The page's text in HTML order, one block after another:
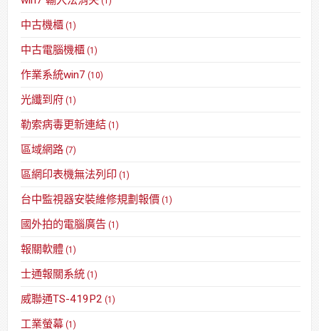
中古機櫃 (1)
中古電腦機櫃 (1)
作業系統win7 (10)
光纖到府 (1)
勒索病毒更新連結 (1)
區域網路 (7)
區網印表機無法列印 (1)
台中監視器安裝維修規劃報價 (1)
國外拍的電腦廣告 (1)
報關軟體 (1)
士通報關系統 (1)
威聯通TS-419P2 (1)
工業螢幕 (1)